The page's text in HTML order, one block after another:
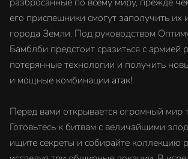
его приспешники смогут заполучить их
города Земли. Под руководством
Бамблби предстоит сразиться с армией
потерянные технологии и получить
и мощные комбинации атак!
Перед вами открывается огромный мир
Готовьтесь к битвам с величайшими
ищите секреты и собирайте коллекцию